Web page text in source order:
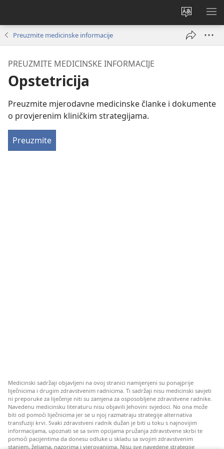
Promijeni
jezik
Preuzmite medicinske informacije
PREUZMITE MEDICINSKE INFORMACIJE
Opstetricija
Preuzmite mjerodavne medicinske članke i dokumente
o provjerenim kliničkim strategijama.
Preuzmite
Medicinski sadržaji objavljeni na ovoj stranici namijenjeni su ponajprije
liječnicima i drugim zdravstvenim radnicima. Ti sadržaji nisu medicinski savjeti
ni preporuke za liječenje niti su zamjena za osposobljene zdravstvene radnike.
Navedenu medicinsku literaturu nisu objavili Jehovini svjedoci. No ona može
biti od pomoći liječnicima jer se u njoj razmatraju strategije alternativa
transfuziji krvi. Svaki zdravstveni radnik dužan je biti u toku s najnovijim
informacijama, upoznati se sa svim opcijama pružanja zdravstvene skrbi te
pomoći pacijentima da donesu odluke u skladu sa svojim zdravstvenim
stanjem, željama, nazorima i vjerovanjima. Nisu sve navedene strategije